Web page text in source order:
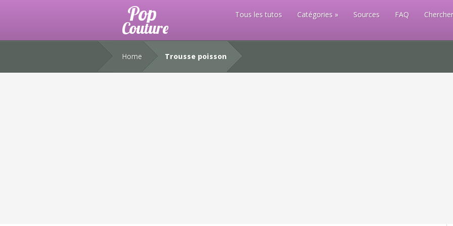
Tous les tutos Catégories Sources FAQ
Home Trousse poisson